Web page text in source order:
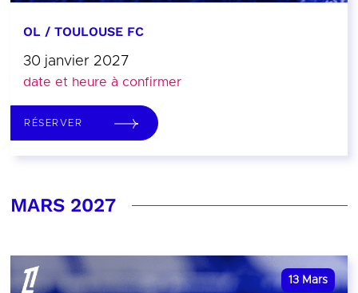
OL / TOULOUSE FC
30 janvier 2027
date et heure à confirmer
RÉSERVER
MARS 2027
13 Mars